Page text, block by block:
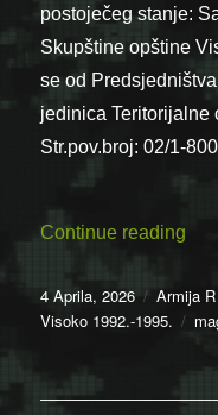
postoječeg stanje:
Skupštine opštine
se od
jedinica Teritorijalne
Str.pov.broj: 02/1-
Continue reading
Posted
on
4 Aprila, 2026 Armija
Visoko 1992.-1995.